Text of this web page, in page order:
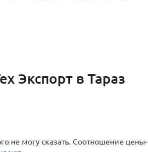
Экспорт в Тараз
не могу сказать. Соотношение цены-